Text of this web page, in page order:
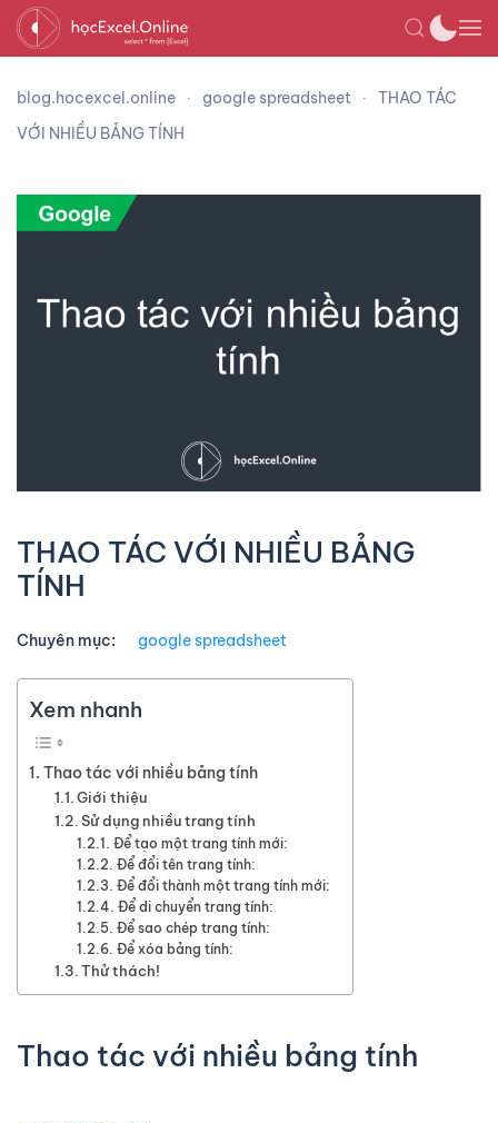
blog.hocexcel.online google spreadsheet
THAO TÁC
VỚI NHIỀU BẢNG TÍNH
THAO TÁC VỚI NHIỀU BẢNG
TÍNH
Chuyên mục: google spreadsheet
Xem nhanh
Thao tác với nhiều bảng tính
Giới thiệu
Sử dụng nhiều trang tính
Để tạo một trang tính mới:
Để đổi tên trang tính:
Để đổi thành một trang tính mới:
Để di chuyển trang tính:
Để sao chép trang tính:
Để xóa bảng tính:
Thử thách!
Thao tác với nhiều bảng tính